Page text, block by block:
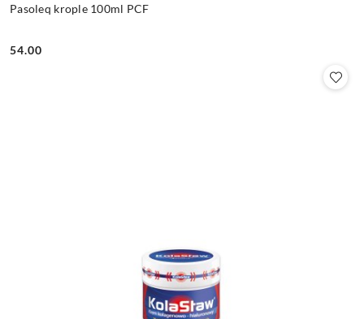
Pasoleq krople 100ml PCF
Cena:
54.00